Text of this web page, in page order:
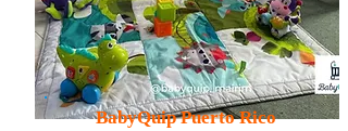
BabyQuip Puerto Rico